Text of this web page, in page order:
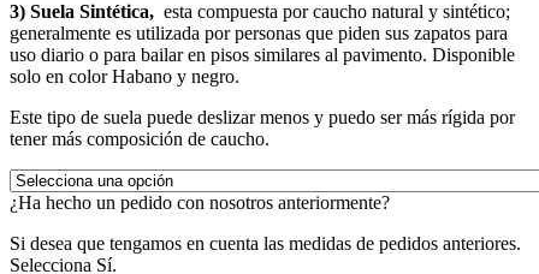
3) Suela Sintética, esta compuesta por caucho natural y sintético;
generalmente es utilizada por personas que piden sus zapatos para
uso diario o para bailar en pisos similares al pavimento. Disponible
solo en color Habano y negro.
Este tipo de suela puede deslizar menos y puedo ser más rígida por
tener más composición de caucho.
¿Ha hecho un pedido con nosotros anteriormente?
Si desea que tengamos en cuenta las medidas de pedidos anteriores.
Selecciona Sí.